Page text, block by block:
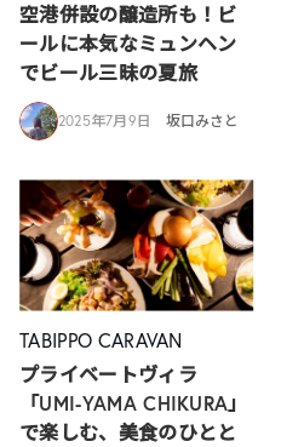
空港併設の醸造所も！ビ
ールに本気なミュンヘン
でビール三昧の夏旅
2025年7月9日 坂口みさと
TABIPPO CARAVAN
プライベートヴィラ
「UMI-YAMA CHIKURA」
で楽しむ、美食のひとと